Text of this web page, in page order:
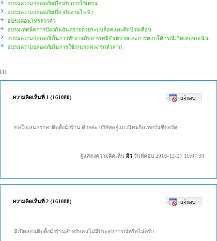
อบรมความปลอดภัยเกี่ยวกับการใช้เครน
อบรมความปลอดภัยเกี่ยวกับงานไฟฟ้า
อบรมคอนโทรลวาล์ว
อบรมเทคนิคการป้องกันอันตรายด้วยระบบล็อคและติดป้ายเตือน
อบรมความปลอดภัยในการทำงานกับสารเคมีอันตรายและการตอบโต้กรณีเกิดเหตุฉุกเฉิน
อบรมความปลอดภัยในการใช้งานรถพ่วง รถหัวลาก
[1]
ความคิดเห็นที่ 1 (161080)
ขอใบเสนอราคาติดตั้งนั่งร้าน ด้วยค่ะ บริษัทอยู่แถวนิคมอีสเทอร์นซีบอร์ด
ผู้แสดงความคิดเห็น มิว วันที่ตอบ 2016-12-27 10:07:39
ความคิดเห็นที่ 2 (161088)
มีเปิดสอนติดตั้งนั่งร้านสำหรับคนไม่มีประสบการณ์หรือไม่ครับ